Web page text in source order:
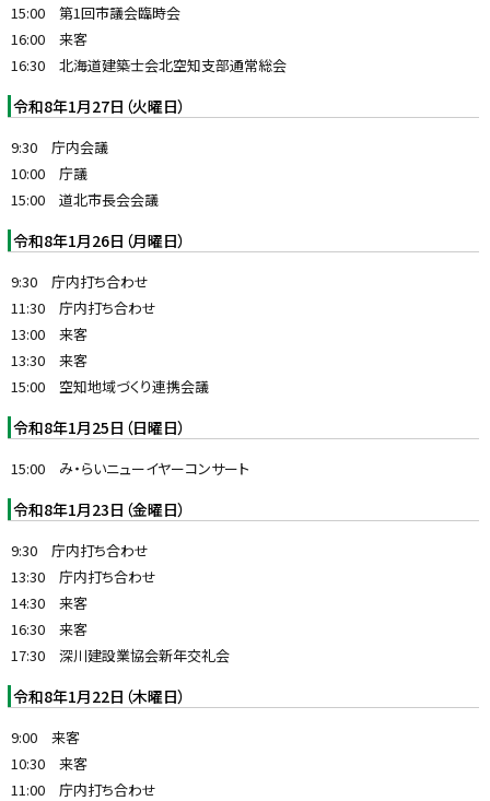
15:00 第1回市議会臨時会
16:00 来客
16:30 北海道建築士会北空知支部通常総会
令和8年1月27日（火曜日）
9:30 庁内会議
10:00 庁議
15:00 道北市長会会議
令和8年1月26日（月曜日）
9:30 庁内打ち合わせ
11:30 庁内打ち合わせ
13:00 来客
13:30 来客
15:00 空知地域づくり連携会議
令和8年1月25日（日曜日）
15:00 み・らいニューイヤーコンサート
令和8年1月23日（金曜日）
9:30 庁内打ち合わせ
13:30 庁内打ち合わせ
14:30 来客
16:30 来客
17:30 深川建設業協会新年交礼会
令和8年1月22日（木曜日）
9:00 来客
10:30 来客
11:00 庁内打ち合わせ